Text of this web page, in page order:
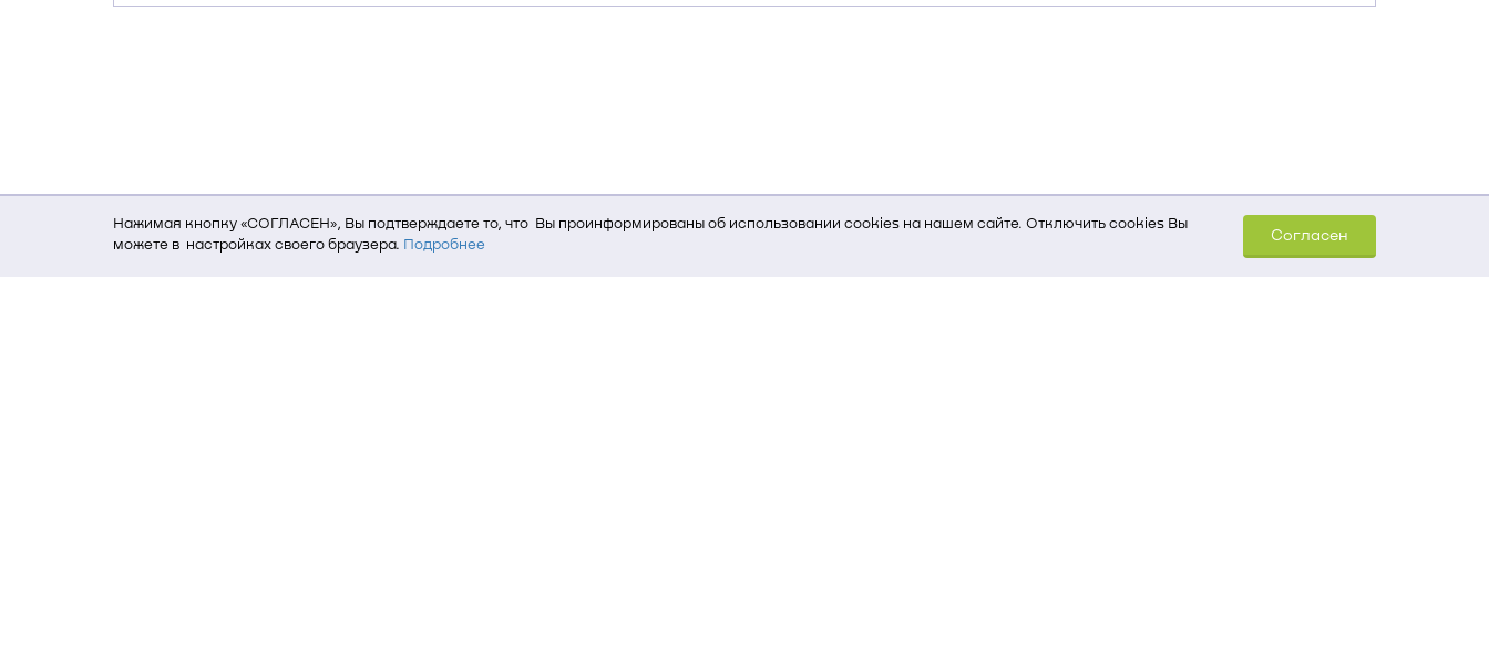
Нажимая кнопку «СОГЛАСЕН», Вы подтверждаете то, что Вы проинформированы об использовании cookies на нашем сайте. Отключить cookies Вы
можете в настройках своего браузера. Подробнее
Согласен